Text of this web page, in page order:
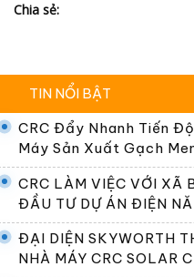
Chia sẻ:
TIN NỔI BẬT
CRC Đẩy Nhanh Tiến
Máy Sản Xuất Gạch
Premier
CRC LÀM VIỆC VỚI XÃ
ĐẦU TƯ DỰ ÁN ĐIỆN
ĐẠI DIỆN SKYWORTH
NHÀ MÁY CRC SOLAR